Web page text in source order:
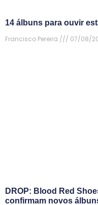
14 álbuns para ouvir
Francisco Pereira
07/08/
DROP: Blood Red
confirmam novos